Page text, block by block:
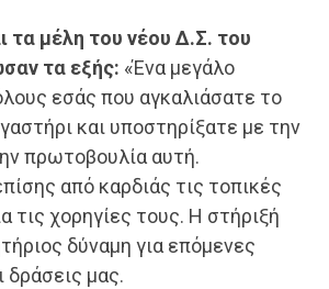
τα μέλη του νέου Δ.Σ. του
τα εξής: «Ένα μεγάλο
εσάς που αγκαλιάσατε το
και υποστηρίξατε με την
πρωτοβουλία αυτή.
από καρδιάς τις τοπικές
τις χορηγίες τους. Η στήριξή
δύναμη για επόμενες
δράσεις μας.